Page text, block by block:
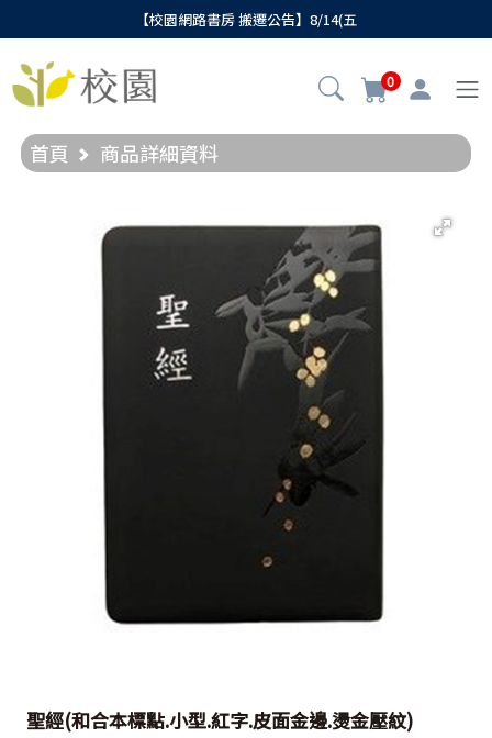
【校園網路書房 搬遷公告】8/14(五
0
首頁 商品詳細資料
聖經(和合本標點.小型.紅字.皮面金邊.燙金壓紋)